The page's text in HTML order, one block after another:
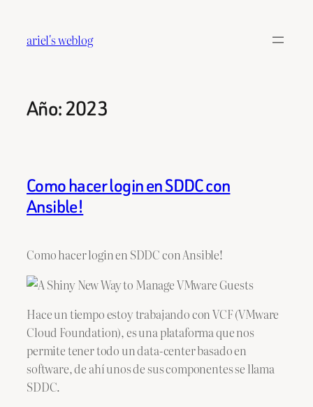
contenido
ariel's weblog
Año:2023
Como hacer login en SDDC con
Ansible!
Como hacer login en SDDC con Ansible!
Hace un tiempo estoy trabajando con VCF (VMware
Cloud Foundation), es una plataforma que nos
permite tener todo un data-center basado en
software, de ahí unos de sus componentes se llama
SDDC.